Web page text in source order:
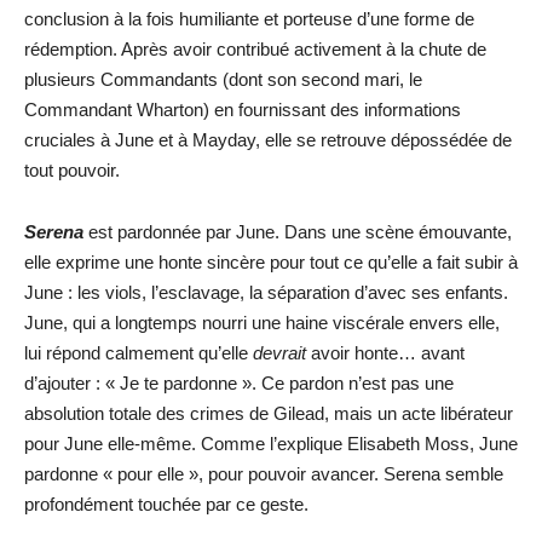
conclusion à la fois humiliante et porteuse d’une forme de
rédemption. Après avoir contribué activement à la chute de
plusieurs Commandants (dont son second mari, le
Commandant Wharton) en fournissant des informations
cruciales à June et à Mayday, elle se retrouve dépossédée de
tout pouvoir.
Serena est pardonnée par June. Dans une scène émouvante,
elle exprime une honte sincère pour tout ce qu’elle a fait subir à
June : les viols, l’esclavage, la séparation d’avec ses enfants.
June, qui a longtemps nourri une haine viscérale envers elle,
lui répond calmement qu’elle devraitavoir honte… avant
d’ajouter : « Je te pardonne ». Ce pardon n’est pas une
absolution totale des crimes de Gilead, mais un acte libérateur
pour June elle-même. Comme l’explique Elisabeth Moss, June
pardonne « pour elle », pour pouvoir avancer. Serena semble
profondément touchée par ce geste.